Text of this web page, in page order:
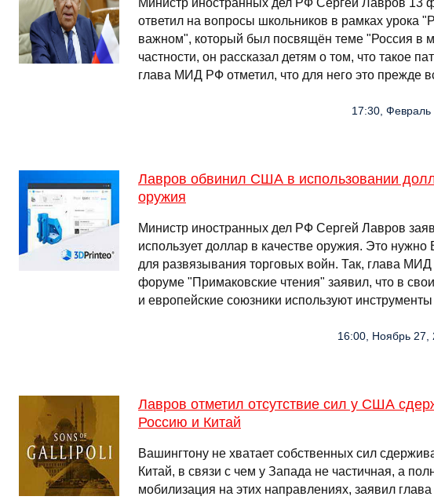
Министр иностранных дел РФ Сергей Лавров 13
ответил на вопросы школьников в рамках урока
важном", который был посвящён теме "Россия в
частности, он рассказал детям о том, что такое
глава МИД РФ отметил, что для него это прежде
17:30,
Лавров обвинил США в использовании
оружия
Министр иностранных дел РФ Сергей Лавров
использует доллар в качестве оружия. Это нужно
для развязывания торговых войн. Так, глава
форуме "Примаковские чтения" заявил, что в
и европейские союзники используют
16:00, Ноябрь 27,
Лавров отметил отсутствие сил у США
Россию и Китай
Вашингтону не хватает собственных сил
Китай, в связи с чем у Запада не частичная, а
мобилизация на этих направлениях, заявил